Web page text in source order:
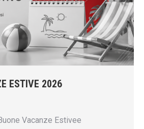
ESTIVE 2026
Vacanze Estivee